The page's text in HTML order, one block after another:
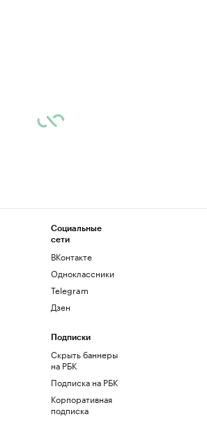
Социальные
сети
ВКонтакте
Одноклассники
Telegram
Дзен
Подписки
Скрыть баннеры
на РБК
Подписка на РБК
Корпоративная
подписка